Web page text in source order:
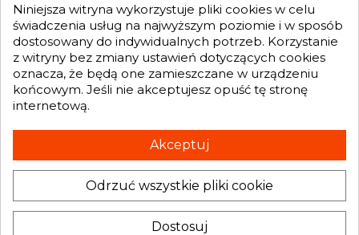
GENESIS TURBO
Otrzymuj informację o nowościach i promocjach wprost do Twojej
INFORMACJA O SKLEPIE
keyboard_arrow_down
Niniejsza witryna wykorzystuje pliki cookies w celu
świadczenia usług na najwyższym poziomie i w sposób
dostosowany do indywidualnych potrzeb. Korzystanie
z witryny bez zmiany ustawień dotyczących cookies
oznacza, że będą one zamieszczane w urządzeniu
końcowym. Jeśli nie akceptujesz opuść tę stronę
internetową.
Akceptuj
Odrzuć wszystkie pliki cookie
Dostosuj